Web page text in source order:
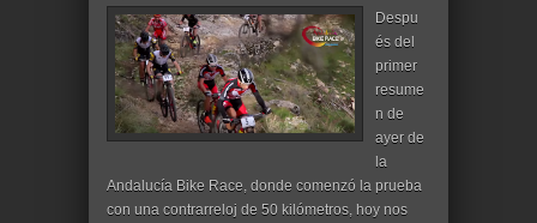
Despu
és del
primer
resume
n de
ayer de
la
Andalucía Bike Race, donde comenzó la prueba
con una contrarreloj de 50 kilómetros, hoy nos